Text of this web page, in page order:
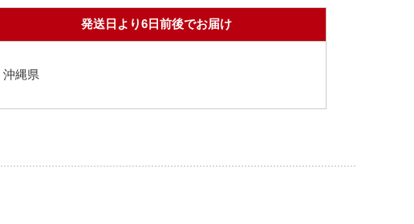
発送日より6日前後でお届け
沖縄県